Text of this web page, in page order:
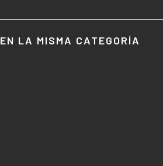
EN LA MISMA CATEGORÍA